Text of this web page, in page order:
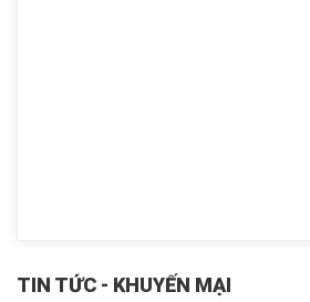
TIN TỨC - KHUYẾN MẠI